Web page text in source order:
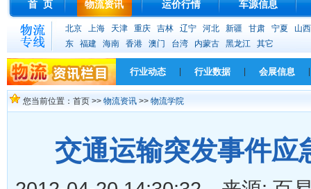
首 页 物流资讯 运价行情 车源信息
北京 上海 天津 重庆 吉林 辽宁 河北 新疆 甘肃 宁夏
山西
东
福建 海南 香港 澳门 台湾 内蒙古 黑龙江 其它
行业动态 行业数据 会展信息
您当前位置：首页 >> 物流资讯 >> 物流学院
交通运输突发事件应